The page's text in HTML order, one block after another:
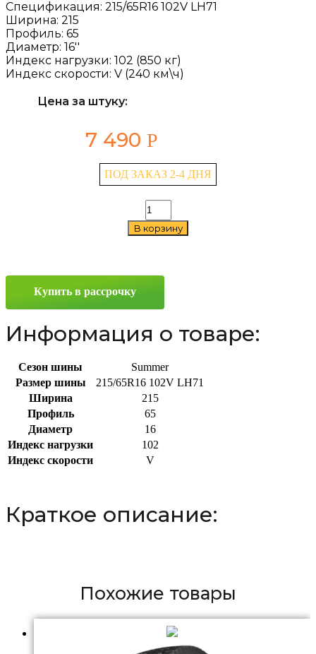
Спецификация: 215/65R16 102V LH71
Ширина: 215
Профиль: 65
Диаметр: 16''
Индекс нагрузки: 102 (850 кг)
Индекс скорости: V (240 км\ч)
Цена за штуку:
7 490 Р
ПОД ЗАКАЗ 2-4 ДНЯ
Количество
товара
Laufenn
102V
В корзину
Купить в рассрочку
Информация о товаре:
Сезон шины
Summer
Размер шины
215/65R16 102V LH71
Ширина
215
Профиль
65
Диаметр
16
Индекс нагрузки
102
Индекс скорости
V
Краткое описание:
Похожие товары